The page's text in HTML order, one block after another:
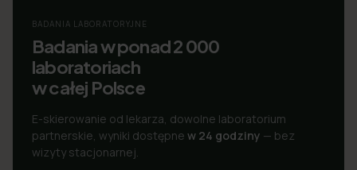
BADANIA LABORATORYJNE
Badania w ponad 2 000
laboratoriach
w całej Polsce
E-skierowanie od lekarza, dowolne laboratorium
partnerskie, wyniki dostępne w 24 godziny — bez
wizyty stacjonarnej.